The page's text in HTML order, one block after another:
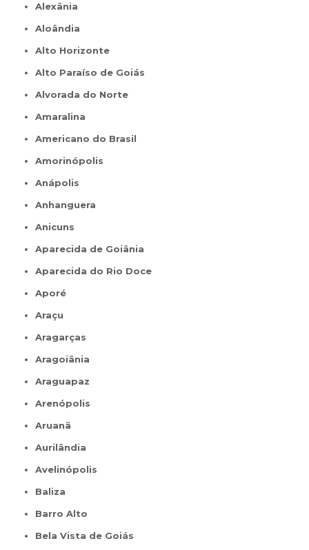
Alexânia
Aloândia
Alto Horizonte
Alto Paraíso de Goiás
Alvorada do Norte
Amaralina
Americano do Brasil
Amorinópolis
Anápolis
Anhanguera
Anicuns
Aparecida de Goiânia
Aparecida do Rio Doce
Aporé
Araçu
Aragarças
Aragoiânia
Araguapaz
Arenópolis
Aruanã
Aurilândia
Avelinópolis
Baliza
Barro Alto
Bela Vista de Goiás